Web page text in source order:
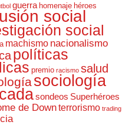
guerra homenaje héroes
social
social
machismo nacionalismo
políticas
premio racismo salud
sociología
sondeos Superhéroes
de Downterrorismo trading